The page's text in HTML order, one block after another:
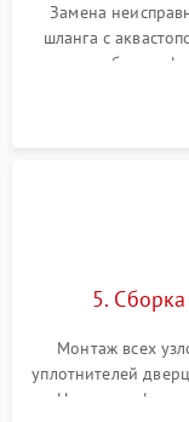
Замена
шланга с
патрубках и
управления,
5.
Монтаж всех
уплотнителей
Надежная